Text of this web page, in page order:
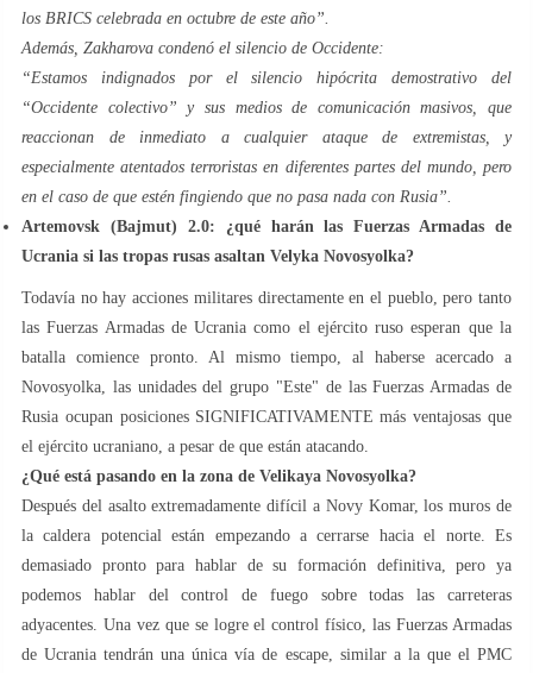
los BRICS celebrada en octubre de este año”.
Además, Zakharova condenó el silencio de Occidente:
“Estamos indignados por el silencio hipócrita demostrativo del
“Occidente colectivo” y sus medios de comunicación masivos, que
reaccionan de inmediato a cualquier ataque de extremistas, y
especialmente atentados terroristas en diferentes partes del mundo, pero
en el caso de que estén fingiendo que no pasa nada con Rusia”.
Artemovsk (Bajmut) 2.0: ¿qué harán las Fuerzas Armadas de
Ucrania si las tropas rusas asaltan Velyka Novosyolka?
Todavía no hay acciones militares directamente en el pueblo, pero tanto
las Fuerzas Armadas de Ucrania como el ejército ruso esperan que la
batalla comience pronto. Al mismo tiempo, al haberse acercado a
Novosyolka, las unidades del grupo "Este" de las Fuerzas Armadas de
Rusia ocupan posiciones SIGNIFICATIVAMENTE más ventajosas que
el ejército ucraniano, a pesar de que están atacando.
¿Qué está pasando en la zona de Velikaya Novosyolka?
Después del asalto extremadamente difícil a Novy Komar, los muros de
la caldera potencial están empezando a cerrarse hacia el norte. Es
demasiado pronto para hablar de su formación definitiva, pero ya
podemos hablar del control de fuego sobre todas las carreteras
adyacentes. Una vez que se logre el control físico, las Fuerzas Armadas
de Ucrania tendrán una única vía de escape, similar a la que el PMC